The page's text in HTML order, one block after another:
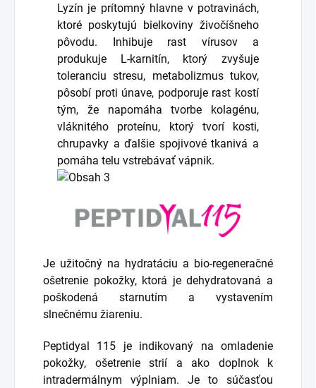
Lyzín je prítomný hlavne v potravinách,
ktoré poskytujú bielkoviny živočíšneho
pôvodu. Inhibuje rast vírusov a
produkuje L-karnitín, ktorý zvyšuje
toleranciu stresu, metabolizmus tukov,
pôsobí proti únave, podporuje rast kostí
tým, že napomáha tvorbe kolagénu,
vláknitého proteínu, ktorý tvorí kosti,
chrupavky a ďalšie spojivové tkanivá a
pomáha telu vstrebávať vápnik.
Je užitočný na hydratáciu a bio-regeneračné
ošetrenie pokožky, ktorá je dehydratovaná a
poškodená starnutím a vystavením
slnečnému žiareniu.
Peptidyal 115 je indikovaný na omladenie
pokožky, ošetrenie strií a ako doplnok k
intradermálnym výplniam. Je to súčasťou